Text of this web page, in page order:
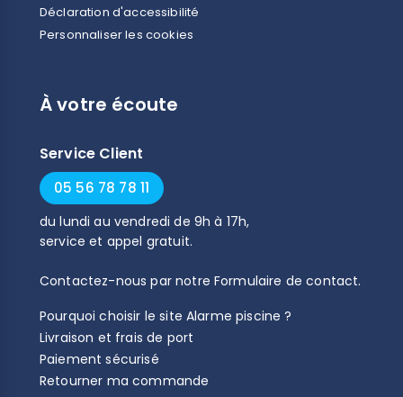
Déclaration d'accessibilité
Personnaliser les cookies
À votre écoute
Service Client
05 56 78 78 11
dulundi au vendredi de 9h à 17h,
service et appel gratuit.
Contactez-nous par notre Formulaire de contact.
Pourquoi choisir le site Alarme piscine ?
Livraison et frais de port
Paiement sécurisé
Retourner ma commande